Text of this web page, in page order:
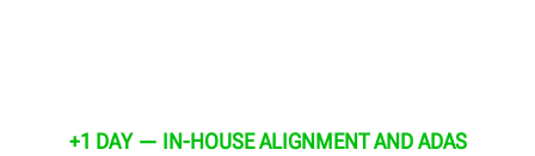
+1 DAY — IN-HOUSE ALIGNMENT AND ADAS